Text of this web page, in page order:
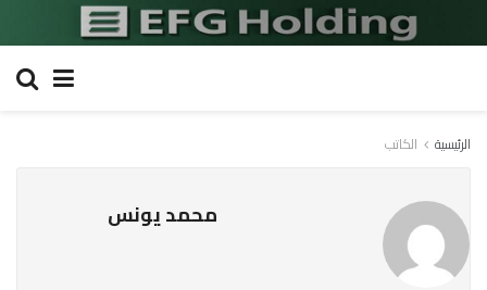
الرئيسية الكاتب
محمد يونس